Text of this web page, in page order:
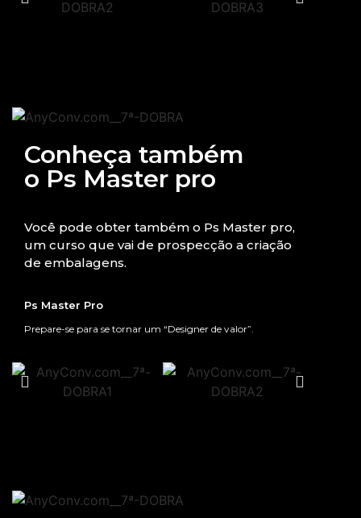
Conheça também
o Ps Master pro
Você pode obter também o Ps Master pro,
um curso que vai de prospecção a criação
de embalagens.
Ps Master Pro
Prepare-se para se tornar um “Designer de valor”.